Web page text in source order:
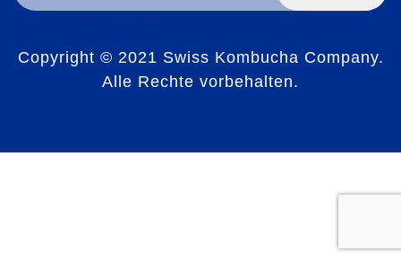
Copyright © 2021 Swiss Kombucha Company.
Alle Rechte vorbehalten.